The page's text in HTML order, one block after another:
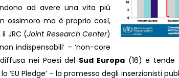
ad avere una vita più
ossimoro ma è proprio così,
JRC (Joint Research Center)
indispensabili’ – ‘non-core
nei Paesi del Sud Europa(16) e tende
Pledge’ – la promessa degli inserzionisti